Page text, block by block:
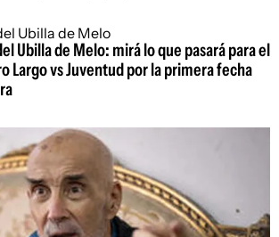
Ubilla de Melo: mirá lo que pasará para el
Largo vs Juventud por la primera fecha